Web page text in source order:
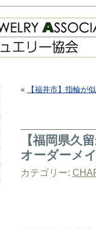
« 【福井市】指輪が
【福岡県久
オーダーメ
カテゴリー: